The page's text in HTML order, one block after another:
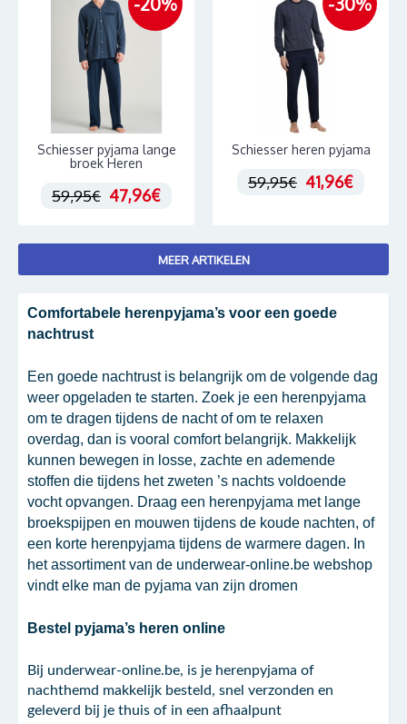
Schiesser pyjama lange
broek Heren
59,95€ 47,96€
Schiesser heren pyjama
59,95€ 41,96€
MEER ARTIKELEN
Comfortabele herenpyjama’s voor een goede
nachtrust
Een goede nachtrust is belangrijk om de volgende dag
weer opgeladen te starten. Zoek je een herenpyjama
om te dragen tijdens de nacht of om te relaxen
overdag, dan is vooral comfort belangrijk. Makkelijk
kunnen bewegen in losse, zachte en ademende
stoffen die tijdens het zweten ’s nachts voldoende
vocht opvangen. Draag een herenpyjama met lange
broekspijpen en mouwen tijdens de koude nachten, of
een korte herenpyjama tijdens de warmere dagen. In
het assortiment van de underwear-online.be webshop
vindt elke man de pyjama van zijn dromen
Bestel pyjama’s heren online
Bij underwear-online.be, is je herenpyjama of
nachthemd makkelijk besteld, snel verzonden en
geleverd bij je thuis of in een afhaalpunt